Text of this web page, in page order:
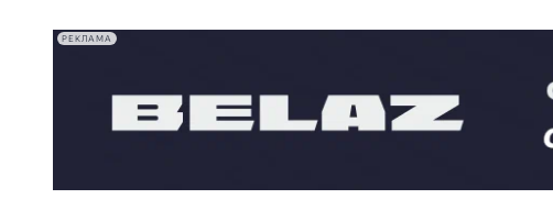
РЕКЛАМА